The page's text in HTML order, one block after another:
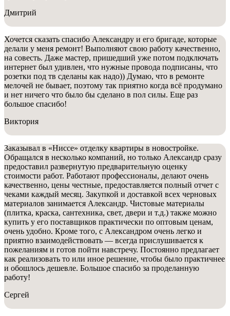
Дмитрий
Хочется сказать спасибо Александру и его бригаде, которые
делали у меня ремонт! Выполняют свою работу качественно,
на совесть. Даже мастер, пришедший уже потом подключать
интернет был удивлен, что нужные провода подписаны, что
розетки под тв сделаны как надо)) Думаю, что в ремонте
мелочей не бывает, поэтому так приятно когда всё продумано
и нет ничего что было бы сделано в пол силы. Еще раз
большое спасибо!
Виктория
Заказывал в «Ниссе» отделку квартиры в новостройке.
Обращался в несколько компаний, но только Александр сразу
предоставил развернутую предварительную оценку
стоимости работ. Работают профессионалы, делают очень
качественно, цены честные, предоставляется полный отчет с
чеками каждый месяц. Закупкой и доставкой всех черновых
материалов занимается Александр. Чистовые материалы
(плитка, краска, сантехника, свет, двери и т.д.) также можно
купить у его поставщиков практически по оптовым ценам,
очень удобно. Кроме того, с Александром очень легко и
приятно взаимодействовать — всегда прислушивается к
пожеланиям и готов пойти навстречу. Постоянно предлагает
как реализовать то или иное решение, чтобы было практичнее
и обошлось дешевле. Большое спасибо за проделанную
работу!
Сергей